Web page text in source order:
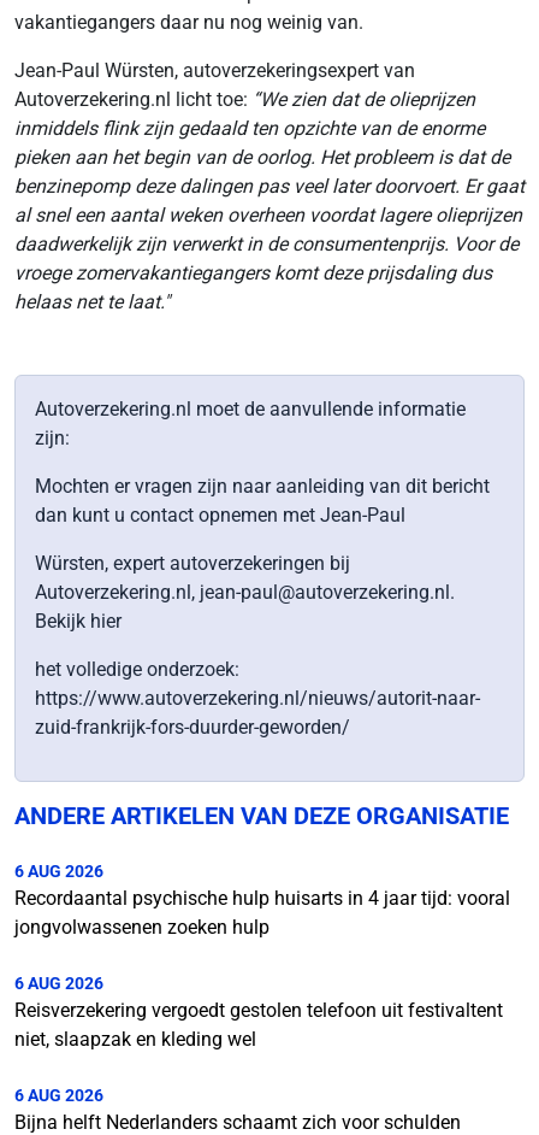
vakantiegangers daar nu nog weinig van.
Jean-Paul Würsten, autoverzekeringsexpert van
Autoverzekering.nl licht toe: “We zien dat de olieprijzen
inmiddels flink zijn gedaald ten opzichte van de enorme
pieken aan het begin van de oorlog. Het probleem is dat de
benzinepomp deze dalingen pas veel later doorvoert. Er gaat
al snel een aantal weken overheen voordat lagere olieprijzen
daadwerkelijk zijn verwerkt in de consumentenprijs. Voor de
vroege zomervakantiegangers komt deze prijsdaling dus
helaas net te laat."
Autoverzekering.nl moet de aanvullende informatie
zijn:
Mochten er vragen zijn naar aanleiding van dit bericht
dan kunt u contact opnemen met Jean-Paul
Würsten, expert autoverzekeringen bij
Autoverzekering.nl, jean-paul@autoverzekering.nl.
Bekijk hier
het volledige onderzoek:
https://www.autoverzekering.nl/nieuws/autorit-naar-
zuid-frankrijk-fors-duurder-geworden/
ANDERE ARTIKELEN VAN DEZE ORGANISATIE
6 AUG 2026
Recordaantal psychische hulp huisarts in 4 jaar tijd: vooral
jongvolwassenen zoeken hulp
6 AUG 2026
Reisverzekering vergoedt gestolen telefoon uit festivaltent
niet, slaapzak en kleding wel
6 AUG 2026
Bijna helft Nederlanders schaamt zich voor schulden